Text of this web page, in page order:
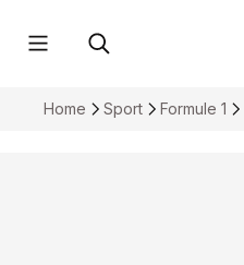
Home Sport Formule 1